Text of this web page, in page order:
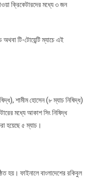
ক্রিকেটারদের মধ্যে ৩ জন
অথবা টি-টোয়েন্টি ম্যাচে এই
শামীম হোসেন (৮ ম্যাচ নিষিদ্ধ)
মধ্যে আকাশ সিং নিষিদ্ধ
হয়েছে ৫ ম্যাচ।
হয়। ফাইনালে বাংলাদেশের রকিবুল